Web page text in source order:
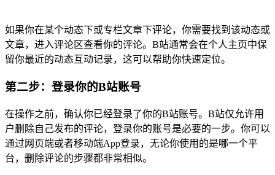
如果你在某个动态下或专栏文章下评论，你需要找到该动态或
文章，进入评论区查看你的评论。B站通常会在个人主页中保
留你最近的动态互动记录，这可以帮助你快速定位。
第二步：登录你的B站账号
在操作之前，确认你已经登录了你的B站账号。B站仅允许用
户删除自己发布的评论，登录你的账号是必要的一步。你可以
通过网页端或者移动端App登录，无论你使用的是哪一个平
台，删除评论的步骤都非常相似。